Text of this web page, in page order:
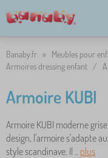
Banaby.fr » Meubles pour
Armoires dressing enfant /
Armoire KUBI
Armoire KUBI moderne
design, l'armoire s'adapte
style scandinave. Il .. plus